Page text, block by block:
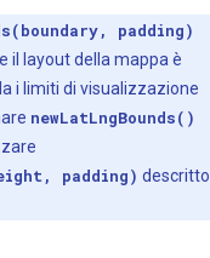
padding)
il layout della mappa è
i limiti di visualizzazione
newLatLngBounds()
padding) descritto